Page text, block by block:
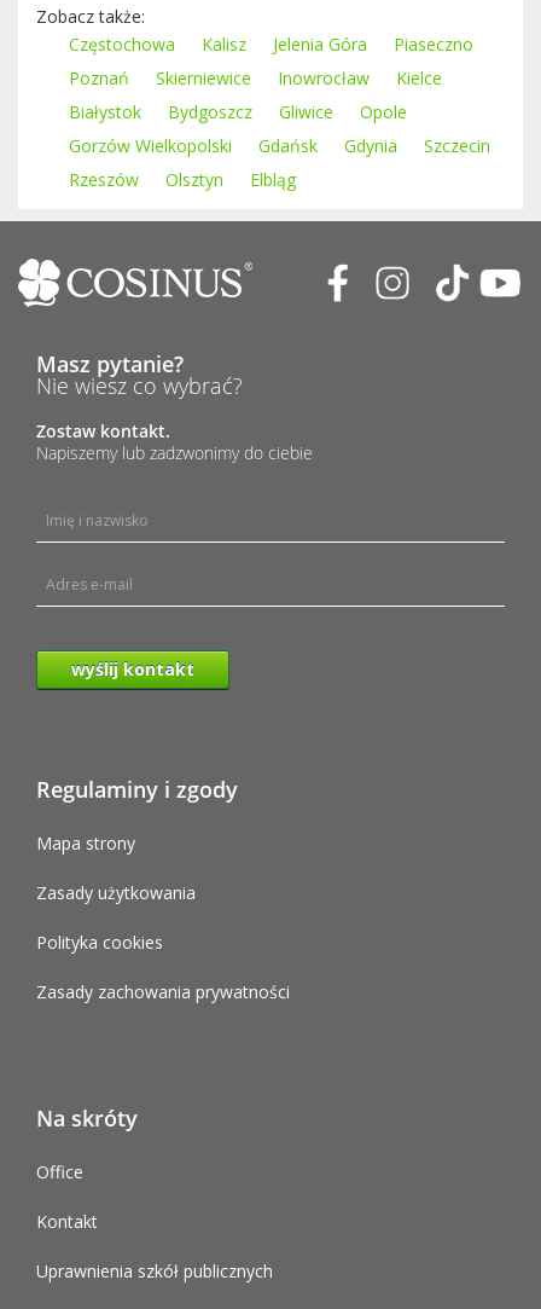
Zobacz także:
Częstochowa
Kalisz Jelenia Góra
Piaseczno
Poznań
Skierniewice Inowrocław
Kielce
Białystok
Bydgoszcz Gliwice
Opole
Gorzów Wielkopolski
Gdańsk Gdynia
Szczecin
Rzeszów
Olsztyn Elbląg
Masz pytanie?
Nie wiesz co wybrać?
Zostaw kontakt.
Napiszemy lub zadzwonimy do ciebie
wyślij kontakt
Regulaminy i zgody
Mapa strony
Zasady użytkowania
Polityka cookies
Zasady zachowania prywatności
Na skróty
Office
Kontakt
Uprawnienia szkół publicznych